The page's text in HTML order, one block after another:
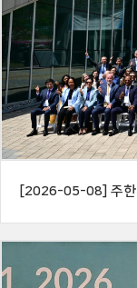
[2026-05-08] 주한